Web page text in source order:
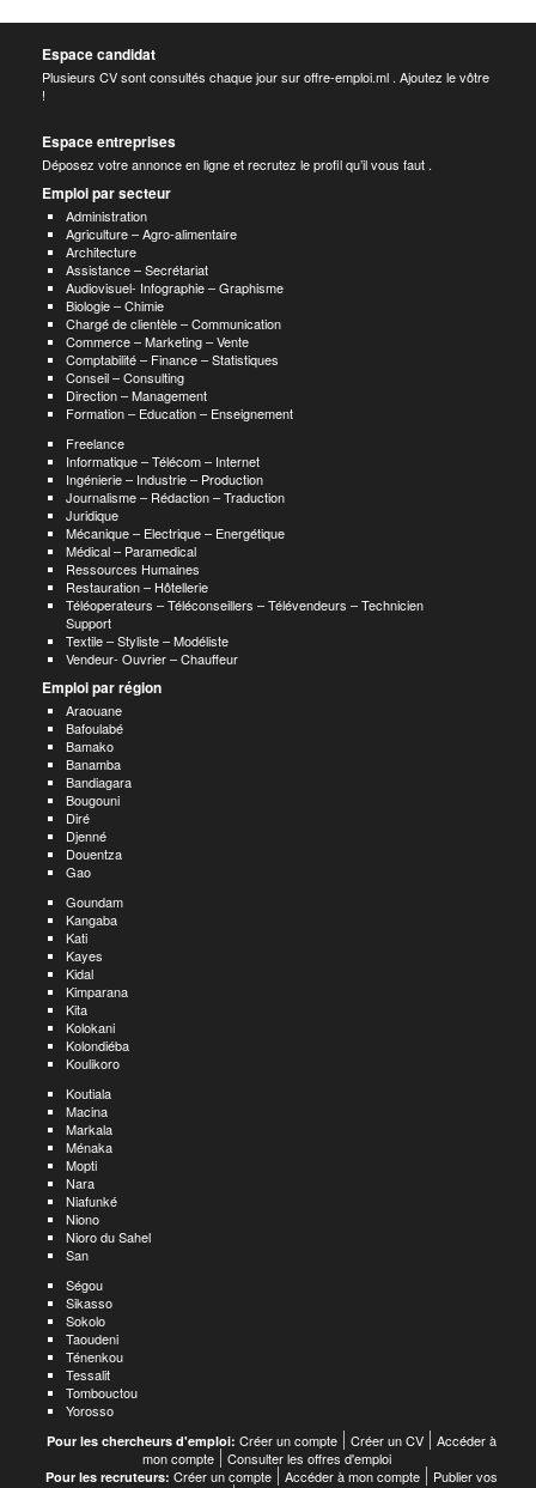
Espace candidat
Plusieurs CV sont consultés chaque jour sur offre-emploi.ml . Ajoutez le vôtre
!
Espace entreprises
Déposez votre annonce en ligne et recrutez le profil qu’il vous faut .
Emploi par secteur
Administration
Agriculture – Agro-alimentaire
Architecture
Assistance – Secrétariat
Audiovisuel- Infographie – Graphisme
Biologie – Chimie
Chargé de clientèle – Communication
Commerce – Marketing – Vente
Comptabilité – Finance – Statistiques
Conseil – Consulting
Direction – Management
Formation – Education – Enseignement
Freelance
Informatique – Télécom – Internet
Ingénierie – Industrie – Production
Journalisme – Rédaction – Traduction
Juridique
Mécanique – Electrique – Energétique
Médical – Paramedical
Ressources Humaines
Restauration – Hôtellerie
Téléoperateurs – Téléconseillers – Télévendeurs – Technicien
Support
Textile – Styliste – Modéliste
Vendeur- Ouvrier – Chauffeur
Emploi par région
Araouane
Bafoulabé
Bamako
Banamba
Bandiagara
Bougouni
Diré
Djenné
Douentza
Gao
Goundam
Kangaba
Kati
Kayes
Kidal
Kimparana
Kita
Kolokani
Kolondiéba
Koulikoro
Koutiala
Macina
Markala
Ménaka
Mopti
Nara
Niafunké
Niono
Nioro du Sahel
San
Ségou
Sikasso
Sokolo
Taoudeni
Ténenkou
Tessalit
Tombouctou
Yorosso
Pour les chercheurs d'emploi: Créer un compte Créer un CV
Accéder à
mon compte
Consulter les offres d'emploi
Pour les recruteurs: Créer un compte Accéder à mon compte
Publier vos